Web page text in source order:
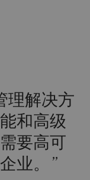
理解决方
和高级
要高可
业。”